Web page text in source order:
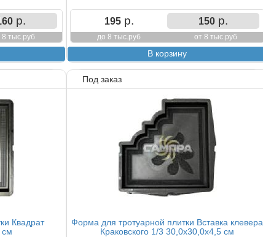
р.
8 тыс.руб
195р.
до 8 тыс.руб
150р.
от 8 тыс.руб
Квадрат
см
Под заказ
Форма для тротуарной плитки Вставка клевера
Краковского 1/3 30,0х30,0х4,5 см